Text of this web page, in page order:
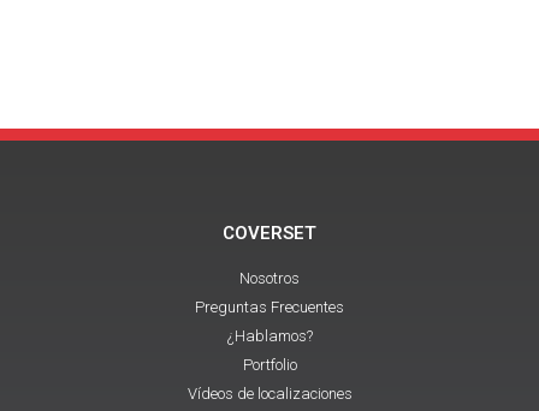
COVERSET
Nosotros
Preguntas Frecuentes
¿Hablamos?
Portfolio
Vídeos de localizaciones